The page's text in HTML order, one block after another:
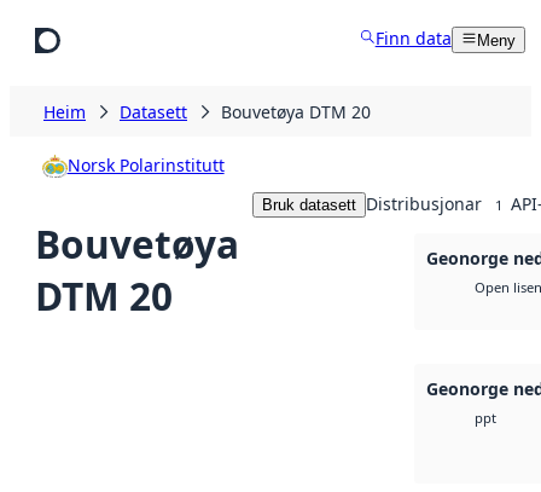
Finn data Meny
Heim Datasett Bouvetøya DTM 20
Norsk Polarinstitutt
Bouvetøya
DTM 20
Bruk datasett Distribusjonar 1
Geonorge
Open
Geonorge
ppt